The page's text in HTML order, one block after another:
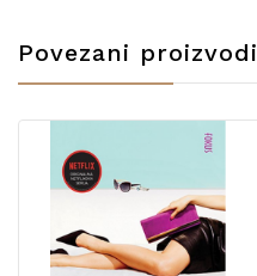
Povezani proizvodi